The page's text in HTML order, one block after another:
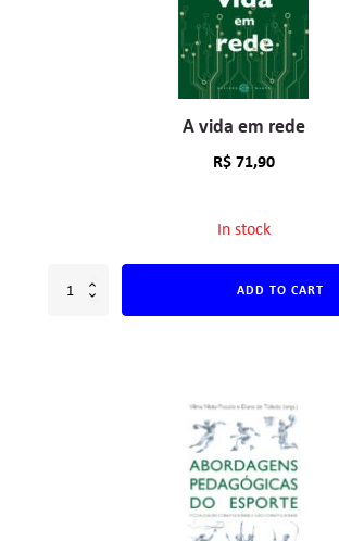
A vida em rede
R$71,90
In stock
ADD TO CART